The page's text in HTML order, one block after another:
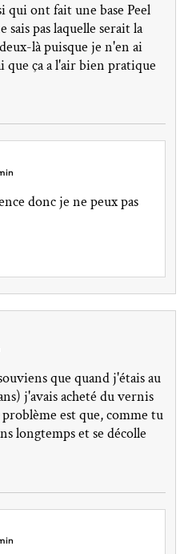
qui ont fait une base Peel
pas laquelle serait la
là puisque je n'en ai
que ça a l'air bien pratique
donc je ne peux pas
que quand j'étais au
j'avais acheté du vernis
est que, comme tu
longtemps et se décolle